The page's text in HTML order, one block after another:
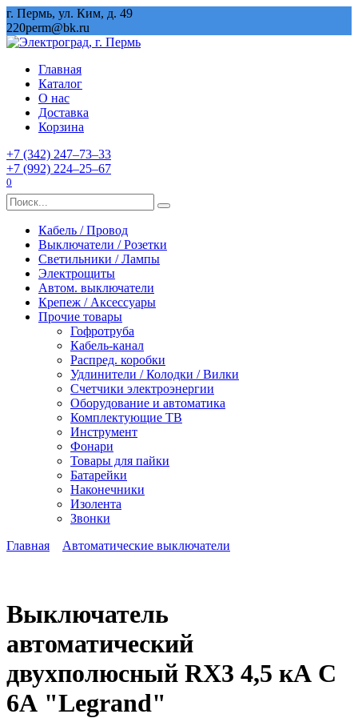
Перейти
к
содержанию
г. Пермь, ул. Ким, д. 49
220perm@bk.ru
Главная
Каталог
О нас
Доставка
Корзина
+7 (342) 247‒73‒33
+7 (992) 224‒25‒67
0
Search
for:
Кабель / Провод
Выключатели / Розетки
Светильники / Лампы
Электрощиты
Автом. выключатели
Крепеж / Аксессуары
Прочие товары
Гофротруба
Кабель-канал
Распред. коробки
Удлинители / Колодки / Вилки
Счетчики электроэнергии
Оборудование и автоматика
Комплектующие ТВ
Инструмент
Фонари
Товары для пайки
Батарейки
Наконечники
Изолента
Звонки
Главная
Автоматические выключатели
Выключатель
автоматический
двухполюсный RX3 4,5 кА С
6А "Legrand"